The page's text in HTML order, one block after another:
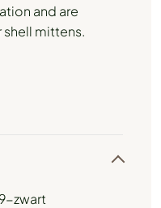
and are
shell mittens.
zwart